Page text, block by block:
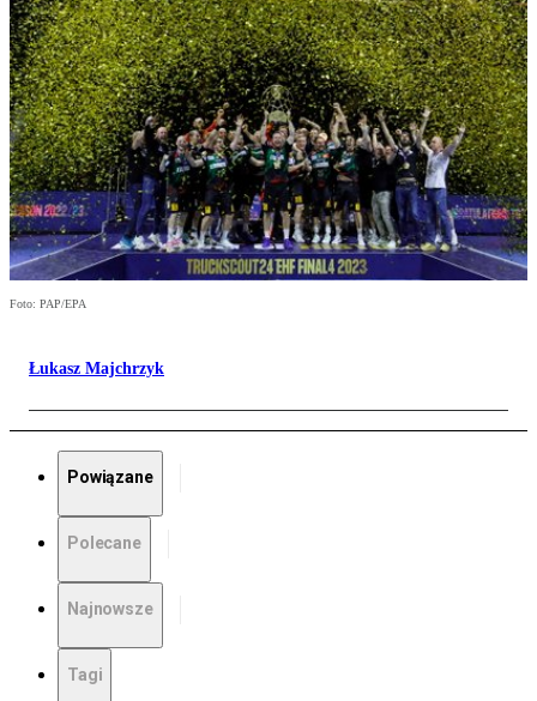
Foto: PAP/EPA
Łukasz Majchrzyk
Powiązane
Polecane
Najnowsze
Tagi